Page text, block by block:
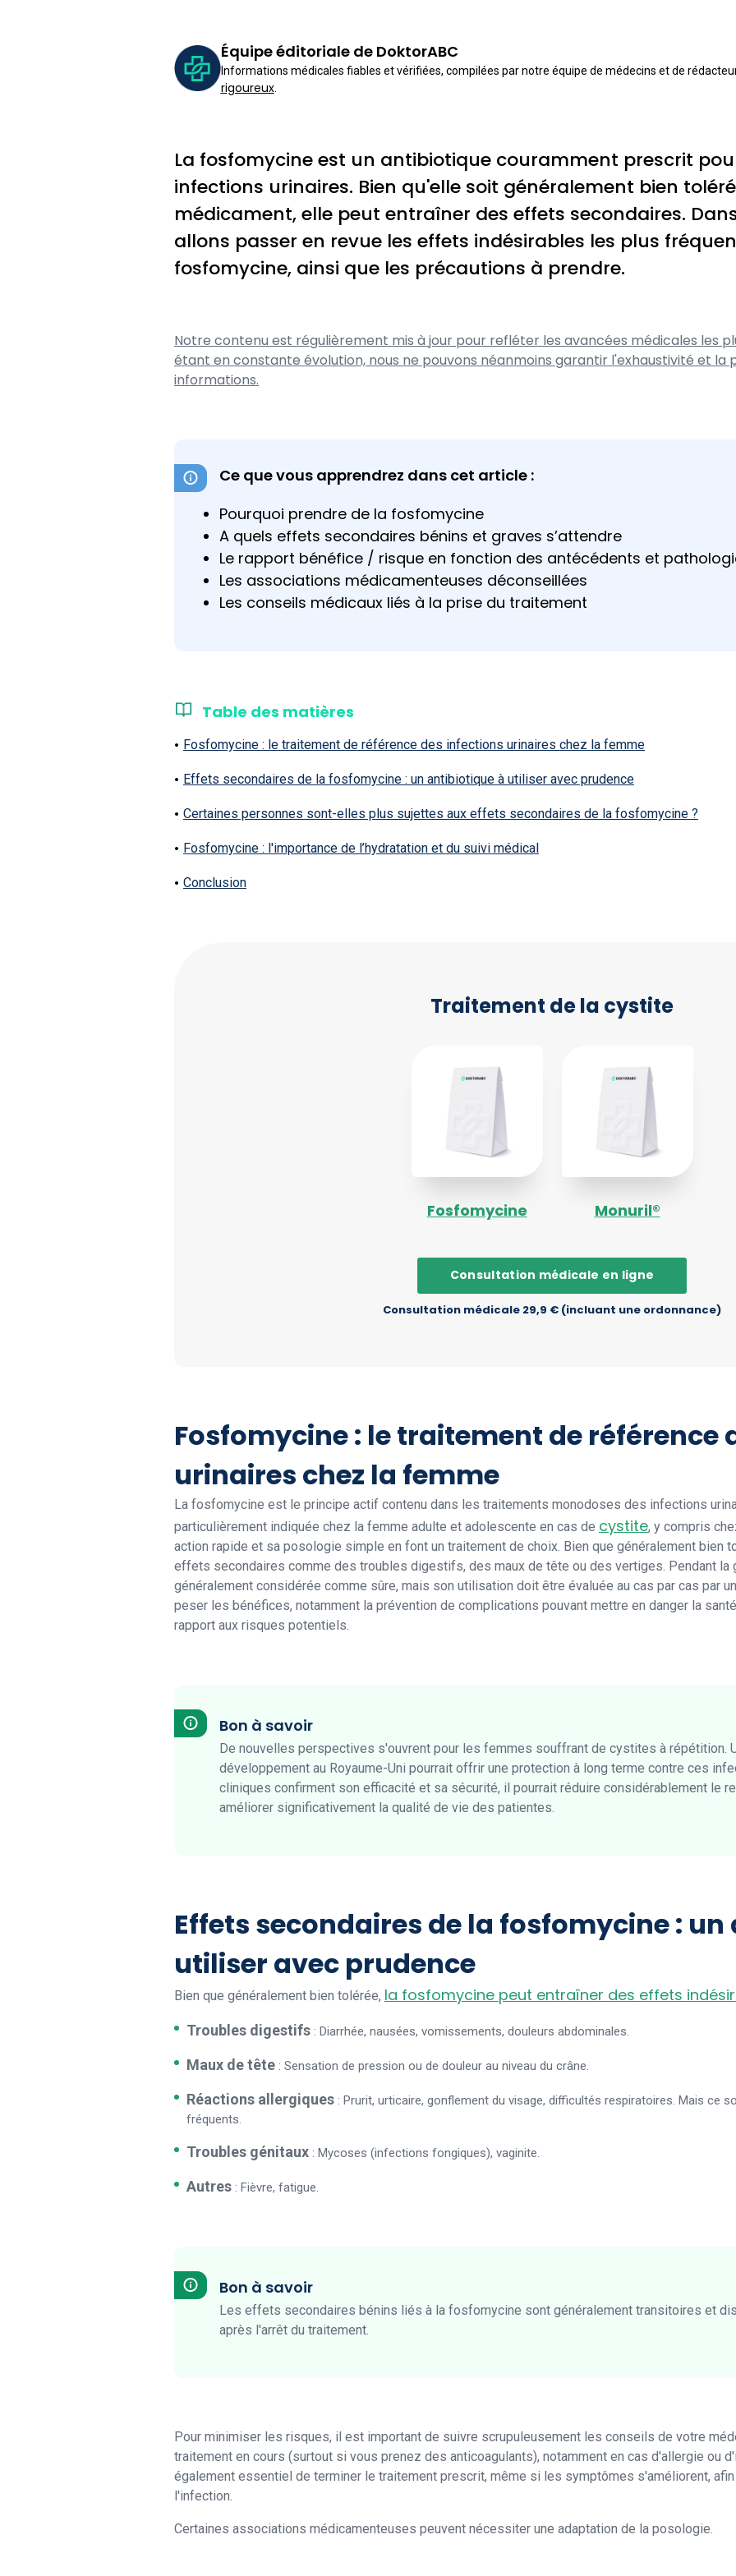
Équipe éditoriale de DoktorABC
Informations médicales fiables et vérifiées, compilées par notre équipe de médecins et de
rigoureux.
La fosfomycine est un antibiotique couramment prescrit
infections urinaires. Bien qu'elle soit généralement bien
médicament, elle peut entraîner des effets secondaires.
allons passer en revue les effets indésirables les plus
fosfomycine, ainsi que les précautions à prendre.
Notre contenu est régulièrement mis à jour pour refléter les avancées médicales les
étant en constante évolution, nous ne pouvons néanmoins garantir l'exhaustivité et la
informations.
Ce que vous apprendrez dans cet article :
Pourquoi prendre de la fosfomycine
A quels effets secondaires bénins et graves s’attendre
Le rapport bénéfice / risque en fonction des antécédents et
Les associations médicamenteuses déconseillées
Les conseils médicaux liés à la prise du traitement
Table des matières
Fosfomycine : le traitement de référence des infections urinaires chez la femme
Effets secondaires de la fosfomycine : un antibiotique à utiliser avec prudence
Certaines personnes sont-elles plus sujettes aux effets secondaires de la fosfomycine ?
Fosfomycine : l'importance de l’hydratation et du suivi médical
Conclusion
Traitement de la cystite
Fosfomycine Monuril®
Consultation médicale en ligne
Consultation médicale 29,9 € (incluant une ordonnance)
Fosfomycine : le traitement de référence
urinaires chez la femme
La fosfomycine est le principe actif contenu dans les traitements monodoses des infections
particulièrement indiquée chez la femme adulte et adolescente en cas de cystite, y compris
action rapide et sa posologie simple en font un traitement de choix. Bien que généralement bien
effets secondaires comme des troubles digestifs, des maux de tête ou des vertiges. Pendant
généralement considérée comme sûre, mais son utilisation doit être évaluée au cas par cas par
peser les bénéfices, notamment la prévention de complications pouvant mettre en danger la
rapport aux risques potentiels.
Bon à savoir
De nouvelles perspectives s'ouvrent pour les femmes souffrant de cystites à répétition.
développement au Royaume-Uni pourrait offrir une protection à long terme contre ces
cliniques confirment son efficacité et sa sécurité, il pourrait réduire considérablement le
améliorer significativement la qualité de vie des patientes.
Effets secondaires de la fosfomycine :
utiliser avec prudence
Bien que généralement bien tolérée, la fosfomycine peut entraîner des effets
Troubles digestifs : Diarrhée, nausées, vomissements, douleurs abdominales.
Maux de tête : Sensation de pression ou de douleur au niveau du crâne.
Réactions allergiques : Prurit, urticaire, gonflement du visage, difficultés respiratoires. Mais ce
fréquents.
Troubles génitaux : Mycoses (infections fongiques), vaginite.
Autres : Fièvre, fatigue.
Bon à savoir
Les effets secondaires bénins liés à la fosfomycine sont généralement transitoires et
après l'arrêt du traitement.
Pour minimiser les risques, il est important de suivre scrupuleusement les conseils de votre
traitement en cours (surtout si vous prenez des anticoagulants), notamment en cas d'allergie ou
également essentiel de terminer le traitement prescrit, même si les symptômes s'améliorent,
l'infection.
Certaines associations médicamenteuses peuvent nécessiter une adaptation de la posologie.